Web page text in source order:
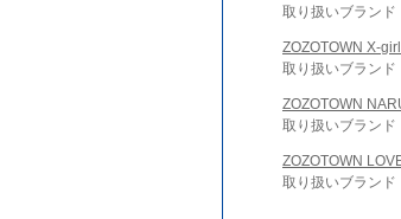
取り扱いブラン
ZOZOTOWN X-
取り扱いブラン
ZOZOTOWN
取り扱いブラン
ZOZOTOWN
取り扱いブラン